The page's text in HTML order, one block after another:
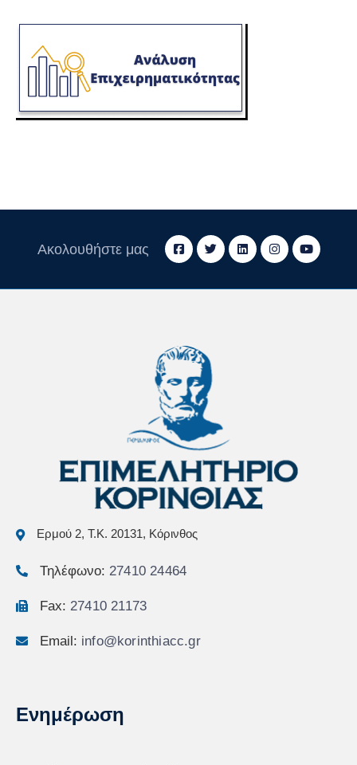
Ακολουθήστε μας
Ερμού 2, Τ.Κ. 20131, Κόρινθος
Τηλέφωνο: 27410 24464
Fax: 27410 21173
Email: info@korinthiacc.gr
Ενημέρωση